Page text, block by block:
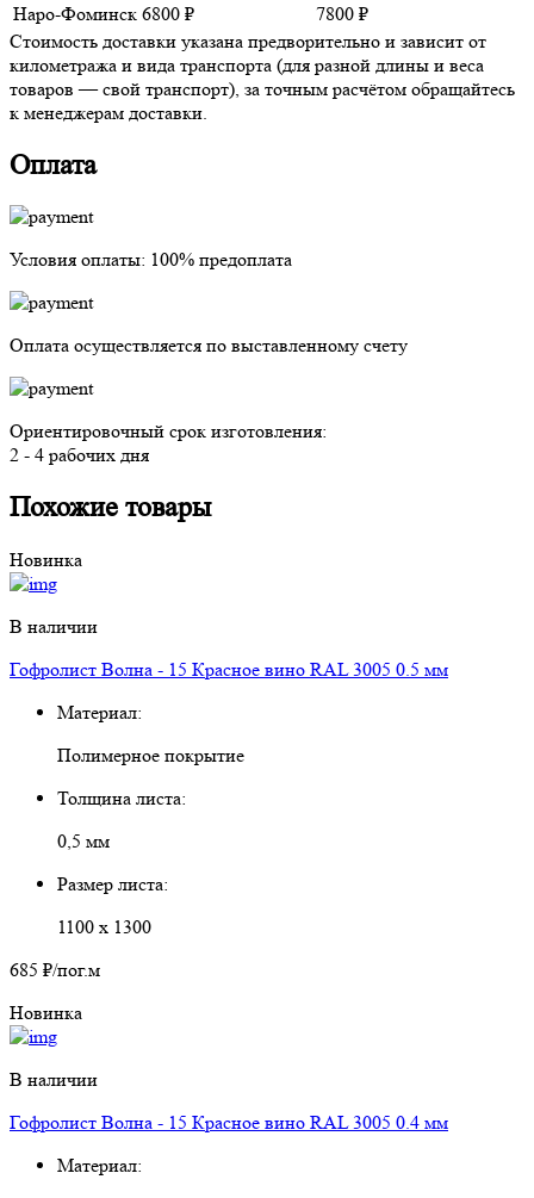
Наро-Фоминск 6800 ₽
7800 ₽
Стоимость доставки указана предворительно и зависит от
километража и вида транспорта (для разной длины и веса
товаров — свой транспорт), за точным расчётом обращайтесь
к менеджерам доставки.
Оплата
Условия оплаты: 100% предоплата
Оплата осуществляется по выставленному счету
Ориентировочный срок изготовления:
2 - 4 рабочих дня
Похожие товары
Новинка
В наличии
Гофролист Волна - 15 Красное вино RAL 3005 0.5 мм
Материал:
Полимерное покрытие
Толщина листа:
0,5 мм
Размер листа:
1100 х 1300
685 ₽/пог.м
Новинка
В наличии
Гофролист Волна - 15 Красное вино RAL 3005 0.4 мм
Материал: